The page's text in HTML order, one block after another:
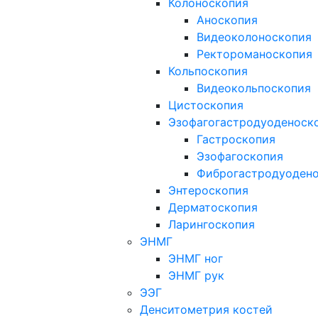
Колоноскопия
Аноскопия
Видеоколоноскопия
Ректороманоскопия
Кольпоскопия
Видеокольпоскопия
Цистоскопия
Гастроскопия
Эзофагоскопия
Энтероскопия
Дерматоскопия
Ларингоскопия
ЭНМГ
ЭНМГ ног
ЭНМГ рук
ЭЭГ
Денситометрия костей